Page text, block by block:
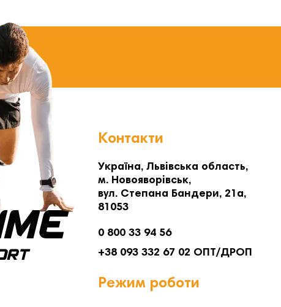
Контакти
Україна, Львівська область,
м. Новояворівськ,
вул. Степана Бандери, 21а,
81053
0 800 33 94 56
+38 093 332 67 02 ОПТ/ДРОП
Режим роботи